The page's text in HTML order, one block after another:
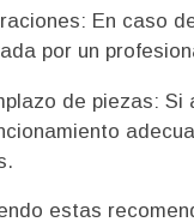
En caso
por un
de piezas:
estas